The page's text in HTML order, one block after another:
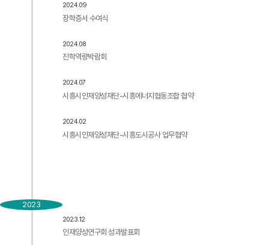
2024.09
장학증서 수여식
2024.08
진학역량박람회
2024.07
시흥시인재양성재단-시흥에너지협동조합 협약
2024.02
시흥시인재양성재단-시흥도시공사 업무협약
2023
2023.12
인재양성연구회 성과발표회